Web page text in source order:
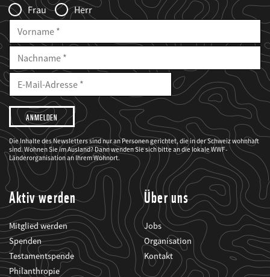
Frau
Herr
Vorname
Nachname
E-
Mailadresse
E-
Adresse
Ich
möchte,
dass
der
WWF
mich
über
seine
Projekte
informiert.
Die Inhalte des Newsletters sind nur an Personen gerichtet, die in der Schweiz wohnhaft
sind. Wohnen Sie im Ausland? Dann wenden Sie sich bitte an die lokale WWF-
Länderorganisation an Ihrem Wohnort.
Aktiv werden
Mitglied werden
Spenden
Testamentspende
Philanthropie
Über uns
Jobs
Organisation
Kontakt